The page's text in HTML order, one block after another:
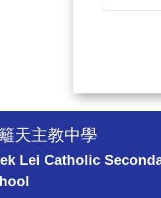
天主教中學
Lei Catholic